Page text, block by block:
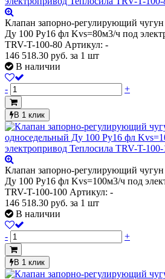
Клапан запорно-регулирующий
Ду 100 Ру16 фл Kvs=80м3/ч под
TRV-T-100-80 Артикул: -
146 518.30 руб. за 1 шт
В наличии
- +
В 1 клик
Клапан запорно-регулирующий
Ду 100 Ру16 фл Kvs=100м3/ч под
TRV-T-100-100 Артикул: -
146 518.30 руб. за 1 шт
В наличии
- +
В 1 клик